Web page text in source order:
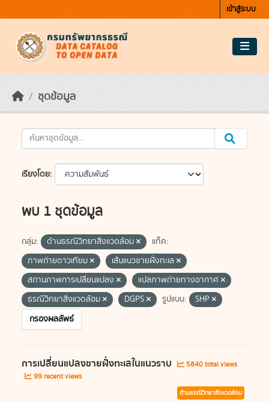
เข้าสู่ระบบ
ชุดข้อมูล
เรียงโดย
พบ 1 ชุดข้อมูล
กลุ่ม: ด้านธรณีวิทยาสิ่งแวดล้อม
แท็ค:
ภาพถ่ายดาวเทียม
เส้นแนวชายฝั่งทะเล
สถานภาพการเปลี่ยนแปลง
แปลภาพถ่ายทางอากาศ
ธรณีวิทยาสิ่งแวดล้อม
DGPS รูปแบบ:
SHP
กรองผลลัพธ์
การเปลี่ยนแปลงชายฝั่งทะเลในแนวราบ
5840 total views
99 recent views
ด้านธรณีวิทยาสิ่งแวดล้อม